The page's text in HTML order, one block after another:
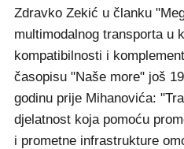
Zdravko Zekić u članku
multimodalnog transporta u
kompatibilnosti i
časopisu "Naše more" još
godinu prije Mihanovića:
djelatnost koja pomoću
i prometne infrastrukture